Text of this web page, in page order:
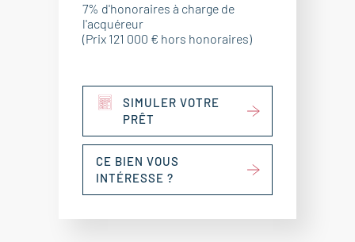
7% d'honoraires à charge de
l'acquéreur
(Prix 121 000 € hors honoraires)
SIMULER VOTRE
PRÊT
CE BIEN VOUS
INTÉRESSE ?